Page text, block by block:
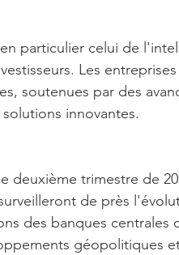
particulier celui de
Les
soutenues par des
innovantes.
deuxième trimestre de
de près
des banques
géopolitiques